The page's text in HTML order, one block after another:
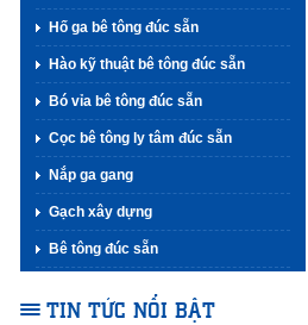
Hố ga bê tông đúc sẵn
Hào kỹ thuật bê tông đúc sẵn
Bó vỉa bê tông đúc sẵn
Cọc bê tông ly tâm đúc sẵn
Nắp ga gang
Gạch xây dựng
Bê tông đúc sẵn
TIN TỨC NỔI BẬT